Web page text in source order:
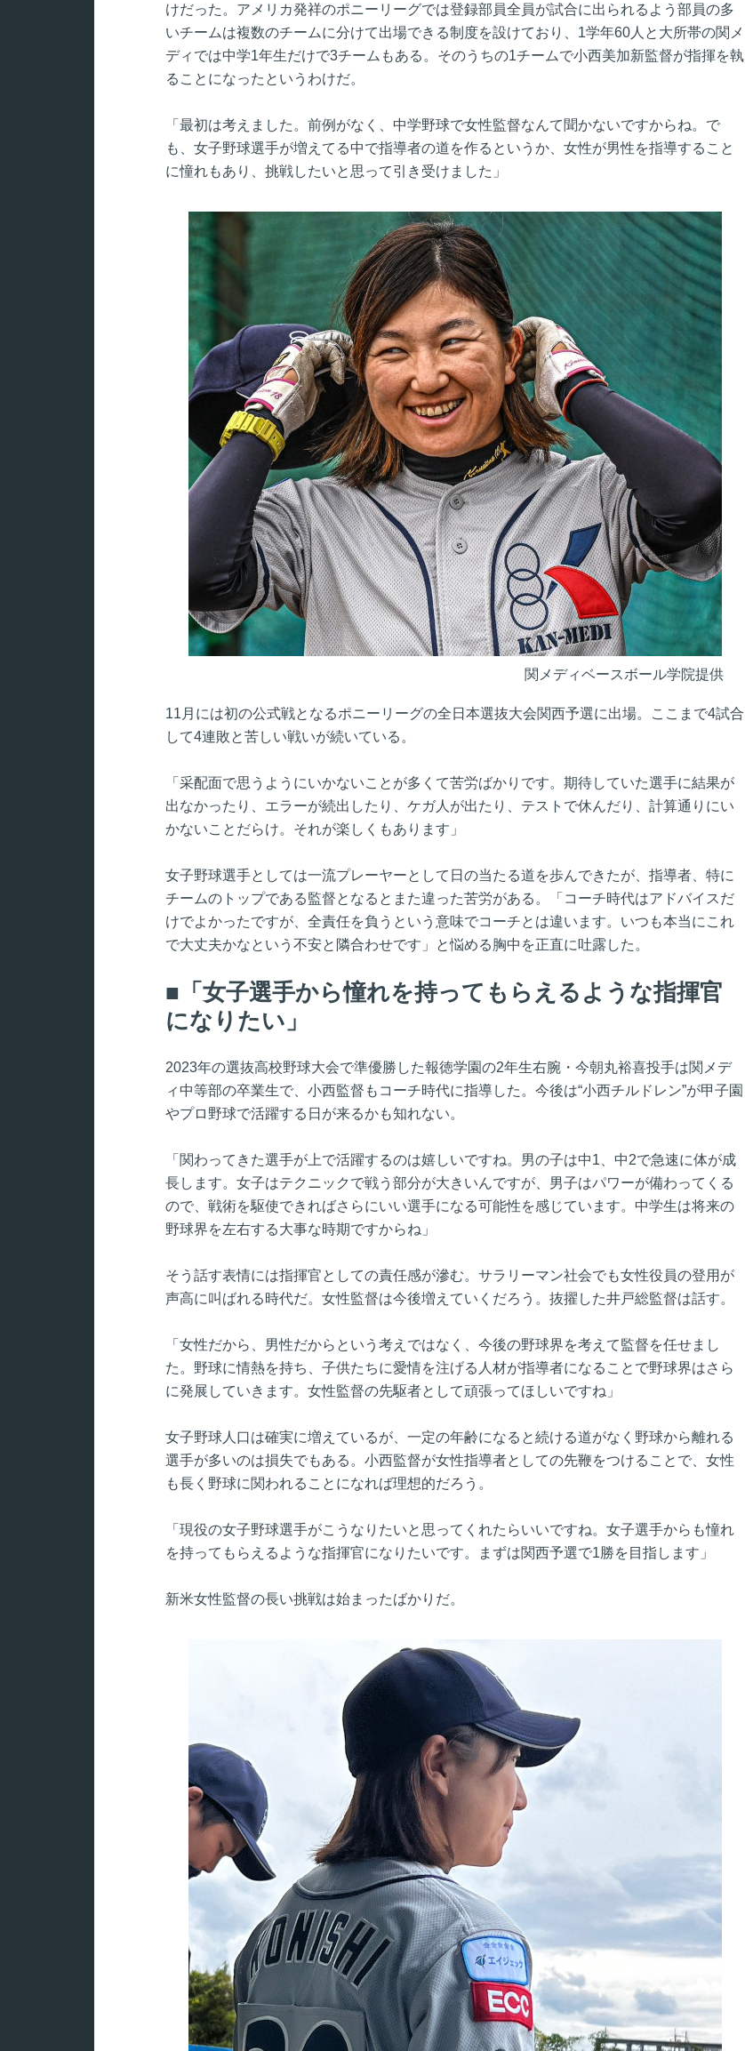
けだった。アメリカ発祥のポニーリーグでは登録部員全員が試合に出られるよう部員の多
いチームは複数のチームに分けて出場できる制度を設けており、1学年60人と大所帯の関メ
ディでは中学1年生だけで3チームもある。そのうちの1チームで小西美加新監督が指揮を執
ることになったというわけだ。
「最初は考えました。前例がなく、中学野球で女性監督なんて聞かないですからね。で
も、女子野球選手が増えてる中で指導者の道を作るというか、女性が男性を指導すること
に憧れもあり、挑戦したいと思って引き受けました」
関メディベースボール学院提供
11月には初の公式戦となるポニーリーグの全日本選抜大会関西予選に出場。ここまで4試合
して4連敗と苦しい戦いが続いている。
「采配面で思うようにいかないことが多くて苦労ばかりです。期待していた選手に結果が
出なかったり、エラーが続出したり、ケガ人が出たり、テストで休んだり、計算通りにい
かないことだらけ。それが楽しくもあります」
女子野球選手としては一流プレーヤーとして日の当たる道を歩んできたが、指導者、特に
チームのトップである監督となるとまた違った苦労がある。「コーチ時代はアドバイスだ
けでよかったですが、全責任を負うという意味でコーチとは違います。いつも本当にこれ
で大丈夫かなという不安と隣合わせです」と悩める胸中を正直に吐露した。
「女子選手から憧れを持ってもらえるような指揮官
になりたい」
2023年の選抜高校野球大会で準優勝した報徳学園の2年生右腕・今朝丸裕喜投手は関メデ
ィ中等部の卒業生で、小西監督もコーチ時代に指導した。今後は“小西チルドレン”が甲子園
やプロ野球で活躍する日が来るかも知れない。
「関わってきた選手が上で活躍するのは嬉しいですね。男の子は中1、中2で急速に体が成
長します。女子はテクニックで戦う部分が大きいんですが、男子はパワーが備わってくる
ので、戦術を駆使できればさらにいい選手になる可能性を感じています。中学生は将来の
野球界を左右する大事な時期ですからね」
そう話す表情には指揮官としての責任感が滲む。サラリーマン社会でも女性役員の登用が
声高に叫ばれる時代だ。女性監督は今後増えていくだろう。抜擢した井戸総監督は話す。
「女性だから、男性だからという考えではなく、今後の野球界を考えて監督を任せまし
た。野球に情熱を持ち、子供たちに愛情を注げる人材が指導者になることで野球界はさら
に発展していきます。女性監督の先駆者として頑張ってほしいですね」
女子野球人口は確実に増えているが、一定の年齢になると続ける道がなく野球から離れる
選手が多いのは損失でもある。小西監督が女性指導者としての先鞭をつけることで、女性
も長く野球に関われることになれば理想的だろう。
「現役の女子野球選手がこうなりたいと思ってくれたらいいですね。女子選手からも憧れ
を持ってもらえるような指揮官になりたいです。まずは関西予選で1勝を目指します」
新米女性監督の長い挑戦は始まったばかりだ。